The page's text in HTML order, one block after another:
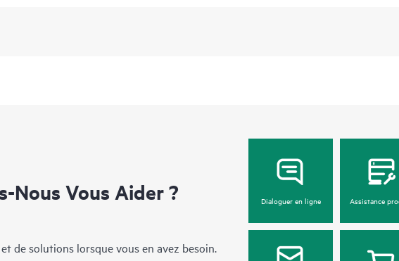
Nous Vous Aider ?
de solutions lorsque vous en avez besoin.
Dialoguer en ligne Assistance